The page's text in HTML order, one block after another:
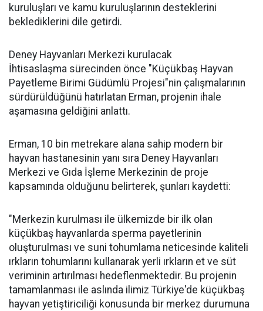
kuruluşları ve kamu kuruluşlarının desteklerini
beklediklerini dile getirdi.
Deney Hayvanları Merkezi kurulacak
İhtisaslaşma sürecinden önce "Küçükbaş Hayvan
Payetleme Birimi Güdümlü Projesi"nin çalışmalarının
sürdürüldüğünü hatırlatan Erman, projenin ihale
aşamasına geldiğini anlattı.
Erman, 10 bin metrekare alana sahip modern bir
hayvan hastanesinin yanı sıra Deney Hayvanları
Merkezi ve Gıda İşleme Merkezinin de proje
kapsamında olduğunu belirterek, şunları kaydetti:
"Merkezin kurulması ile ülkemizde bir ilk olan
küçükbaş hayvanlarda sperma payetlerinin
oluşturulması ve suni tohumlama neticesinde kaliteli
ırkların tohumlarını kullanarak yerli ırkların et ve süt
veriminin artırılması hedeflenmektedir. Bu projenin
tamamlanması ile aslında ilimiz Türkiye'de küçükbaş
hayvan yetiştiriciliği konusunda bir merkez durumuna